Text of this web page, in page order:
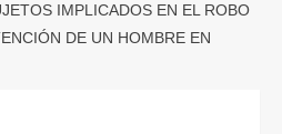
IMPLICADOS EN EL ROBO
DE UN HOMBRE EN